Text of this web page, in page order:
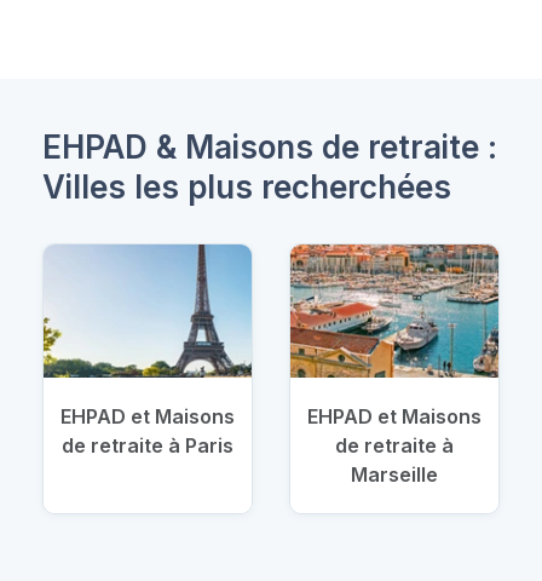
EHPAD & Maisons de retraite :
Villes les plus recherchées
EHPAD et Maisons
de retraite à Paris
EHPAD et Maisons
de retraite à
Marseille